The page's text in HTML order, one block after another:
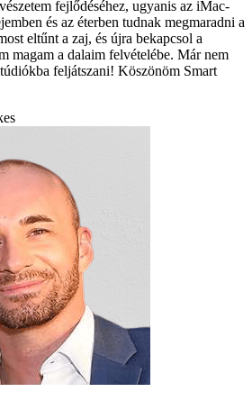
fejlődéséhez, ugyanis az iMac-
és az éterben tudnak megmaradni a
eltűnt a zaj, és újra bekapcsol a
magam a dalaim felvételébe. Már nem
feljátszani! Köszönöm Smart